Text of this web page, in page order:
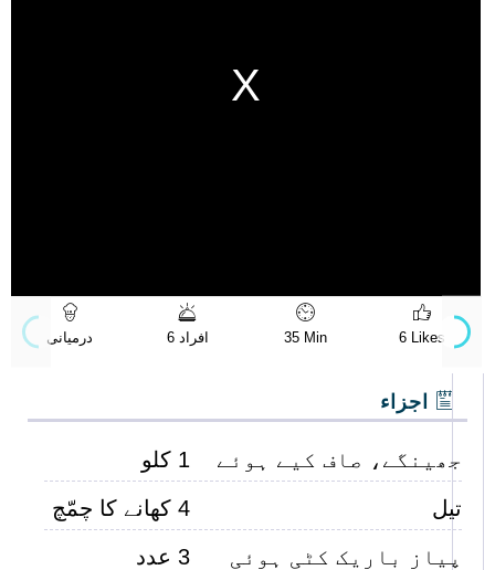
درمیانی 6 افراد 35 Min 6 Likes
اجزاء
جھینگے، صاف کیے ہوئے
1 کلو
تیل
4 کھانے کا چمّچ
پیاز باریک کٹی ہوئی
3 عدد